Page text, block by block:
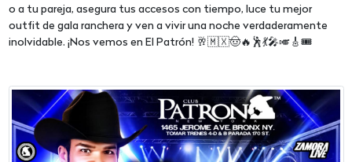
o a tu pareja, asegura tus accesos con tiempo, luce tu mejor
outfit de gala ranchera y ven a vivir una noche verdaderamente
inolvidable. ¡Nos vemos en El Patrón! 🥂🇲🇽🤠🔥🕺💃🎤🎺🎸🎟️